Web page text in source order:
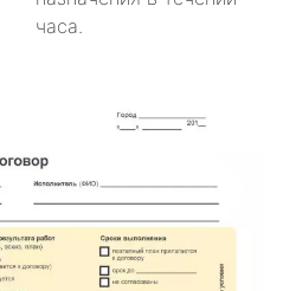
часа.